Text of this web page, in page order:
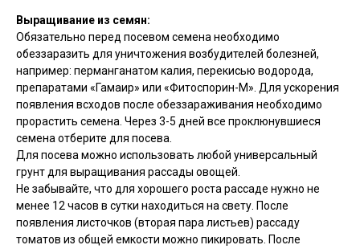
Выращивание из семян:
Обязательно перед посевом семена необходимо
обеззаразить для уничтожения возбудителей болезней,
например: перманганатом калия, перекисью водорода,
препаратами «Гамаир» или «Фитоспорин-М». Для ускорения
появления всходов после обеззараживания необходимо
прорастить семена. Через 3-5 дней все проклюнувшиеся
семена отберите для посева.
Для посева можно использовать любой универсальный
грунт для выращивания рассады овощей.
Не забывайте, что для хорошего роста рассаде нужно не
менее 12 часов в сутки находиться на свету. После
появления листочков (вторая пара листьев) рассаду
томатов из общей емкости можно пикировать. После